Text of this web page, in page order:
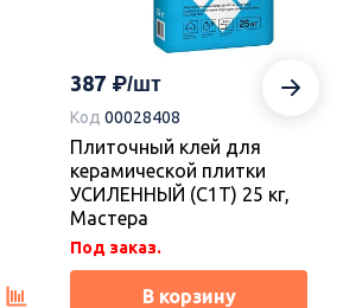
387
Код 00028408
Плиточный клей для
керамической плитки
УСИЛЕННЫЙ (С1Т) 25 кг,
Мастера
Под заказ.
В корзину